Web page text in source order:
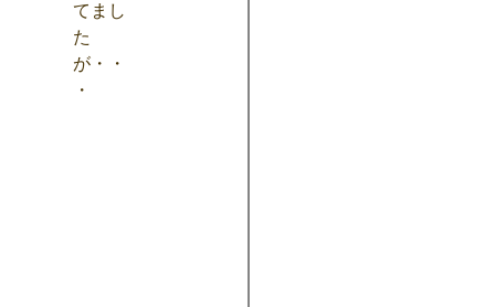
てまし
た
が・・
・